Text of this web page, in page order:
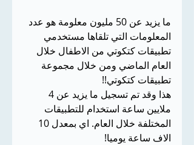
ما يزيد عن 50 مليون معلومة هو عدد
المعلومات التي تلقاها مستخدمي
تطبيقات كتكوتي من الاطفال خلال
العام الماضي ومن خلال مجموعة
تطبيقات كتكوتي!!
ملايين ساعة استخدام للتطبيقات
الاف ساعة يوميا!